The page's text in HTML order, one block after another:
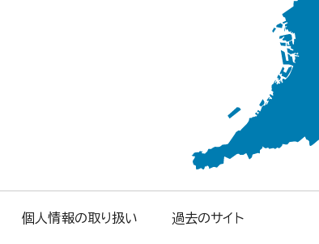
個人情報の取り扱い 過去のサイト